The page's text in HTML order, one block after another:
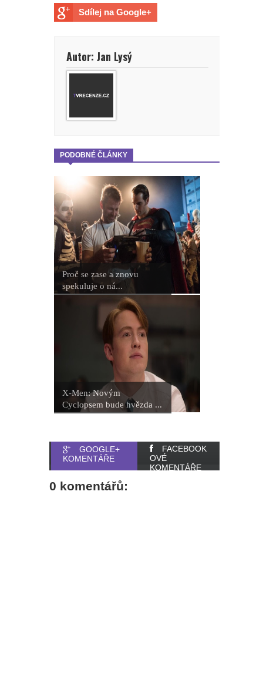
Sdílej na Google+
Autor: Jan Lysý
PODOBNÉ ČLÁNKY
Proč se zase a znovu
spekuluje o ná...
X-Men: Novým
Cyclopsem bude hvězda ...
GOOGLE+
KOMENTÁŘE
FACEBOOK
OVÉ
KOMENTÁŘE
0 komentářů: